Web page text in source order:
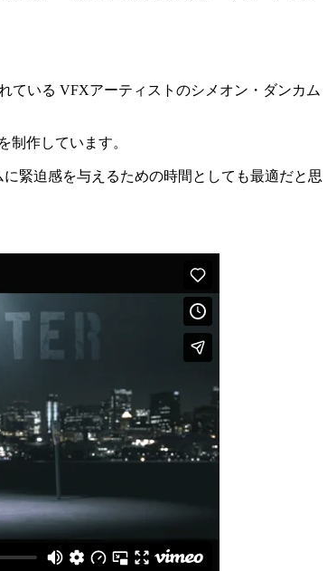
ている VFXアーティストのシメオン・ダンカム
制作しています。
緊迫感を与えるための時間としても最適だと思